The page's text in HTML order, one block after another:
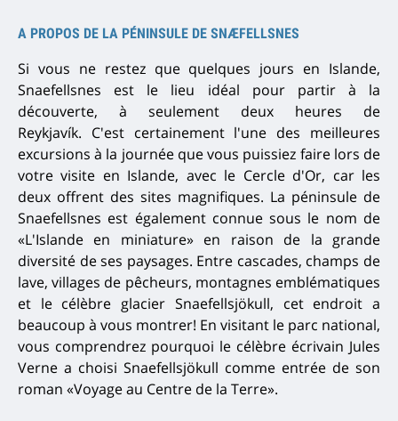
A PROPOS DE LA PÉNINSULE DE SNÆFELLSNES
Si vous ne restez que quelques jours en Islande,
Snaefellsnes est le lieu idéal pour partir à la
découverte, à seulement deux heures de
Reykjavík. C'est certainement l'une des meilleures
excursions à la journée que vous puissiez faire lors de
votre visite en Islande, avec le Cercle d'Or, car les
deux offrent des sites magnifiques. La péninsule de
Snaefellsnes est également connue sous le nom de
«L'Islande en miniature» en raison de la grande
diversité de ses paysages. Entre cascades, champs de
lave, villages de pêcheurs, montagnes emblématiques
et le célèbre glacier Snaefellsjökull, cet endroit a
beaucoup à vous montrer! En visitant le parc national,
vous comprendrez pourquoi le célèbre écrivain Jules
Verne a choisi Snaefellsjökull comme entrée de son
roman «Voyage au Centre de la Terre».